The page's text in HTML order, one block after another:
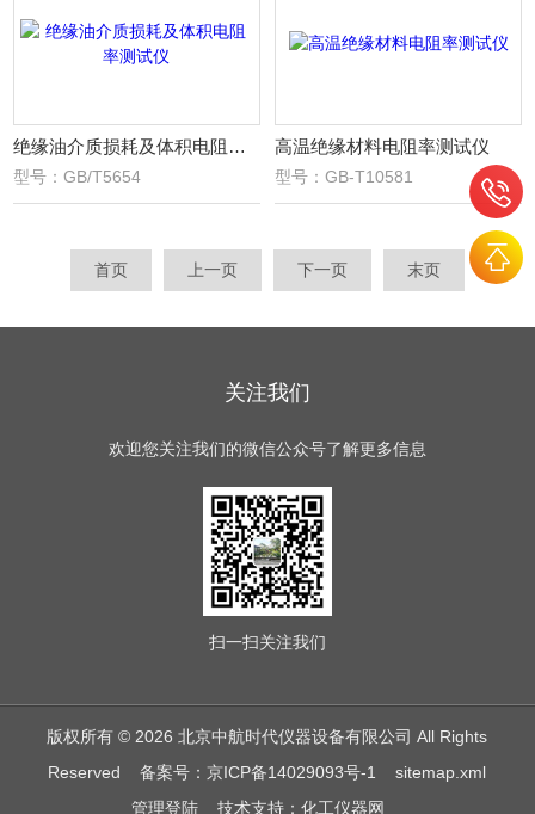
绝缘油介质损耗及体积电阻率测试仪
型号：GB/T5654
高温绝缘材料电阻率测试仪
型号：GB-T10581
首页 上一页 下一页 末页
关注我们
欢迎您关注我们的微信公众号了解更多信息
扫一扫关注我们
版权所有 © 2026 北京中航时代仪器设备有限公司 All Rights
Reserved备案号：京ICP备14029093号-1
sitemap.xml
管理登陆技术支持： 化工仪器网